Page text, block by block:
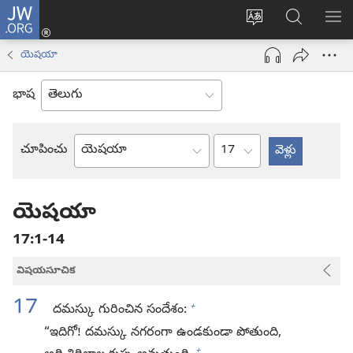
JW.ORG
సైట్
భాష
మార్చండి
లాగిన్
(కొత్త
ఓపెన్‌
JW.ORGలో
వెదకండి
యెషయా
భాష
చూపించు
బైబిలు
అధ్యాయం
యెషయా
17:1-14
విషయసూచిక
17 దమస్కు గురించిన సందేశం: +
“ఇదిగో! దమస్కు నగరంగా ఉండకుండా పోతుంది,